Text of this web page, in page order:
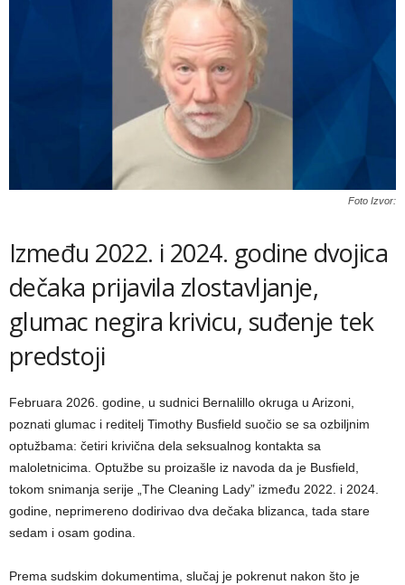
Foto Izvor:
Između 2022. i 2024. godine dvojica
dečaka prijavila zlostavljanje,
glumac negira krivicu, suđenje tek
predstoji
Februara 2026. godine, u sudnici Bernalillo okruga u Arizoni,
poznati glumac i reditelj Timothy Busfield suočio se sa ozbiljnim
optužbama: četiri krivična dela seksualnog kontakta sa
maloletnicima. Optužbe su proizašle iz navoda da je Busfield,
tokom snimanja serije „The Cleaning Lady” između 2022. i 2024.
godine, neprimereno dodirivao dva dečaka blizanca, tada stare
sedam i osam godina.
Prema sudskim dokumentima, slučaj je pokrenut nakon što je